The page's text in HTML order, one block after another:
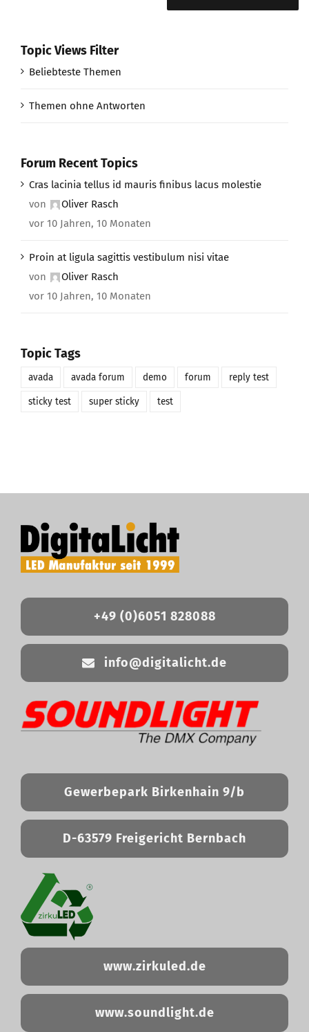
Topic Views Filter
Beliebteste Themen
Themen ohne Antworten
Forum Recent Topics
Cras lacinia tellus id mauris finibus lacus molestie
von
Oliver Rasch
vor 10 Jahren, 10 Monaten
Proin at ligula sagittis vestibulum nisi vitae
von
Oliver Rasch
vor 10 Jahren, 10 Monaten
Topic Tags
avada avada forum demo forum reply test
sticky test super sticky test
+49 (0)6051 828088
info@digitalicht.de
Gewerbepark Birkenhain 9/b
D-63579 Freigericht Bernbach
www.zirkuled.de
www.soundlight.de